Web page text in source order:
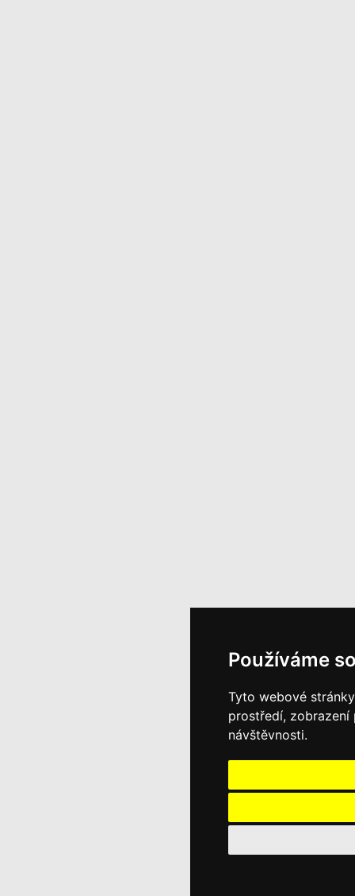
Používáme
Tyto webové
prostředí, zobrazení
návštěvnosti.